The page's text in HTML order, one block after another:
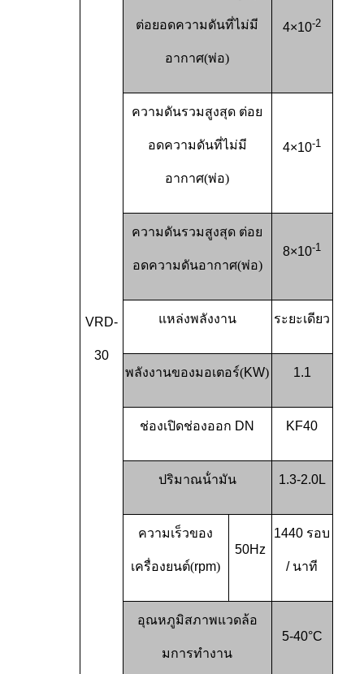
VRD-
30
ต่อยอดความดันที่ไม่มี
อากาศ(พ่อ)
4×10-2
ความดันรวมสูงสุด ต่อย
อดความดันที่ไม่มี
อากาศ(พ่อ)
4×10-1
ความดันรวมสูงสุด ต่อย
อดความดันอากาศ(พ่อ)
8×10-1
แหล่งพลังงาน ระยะเดียว
พลังงานของมอเตอร์(KW) 1.1
ช่องเปิดช่องออก DN KF40
ปริมาณน้ํามัน 1.3-2.0L
ความเร็วของ
เครื่องยนต์(rpm)
50Hz
1440 รอบ
/ นาที
อุณหภูมิสภาพแวดล้อ
มการทํางาน
5-40°C